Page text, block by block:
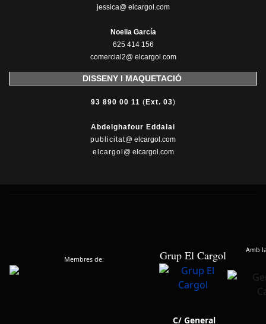
jessica@ elcargol.com
Noelia García
625 414 156
comercial2@ elcargol.com
DISSENY I MAQUETACIÓ
93 890 00 11 ( Ext. 03)
Abdelghafour Eddalai
publicitat@ elcargol.com
elcargol @ elcargol.com
Membres de: Grup El Cargol Amb
C/ General